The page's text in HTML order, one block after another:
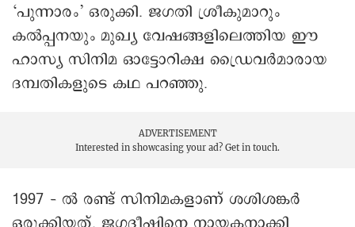
‘പുന്നാരം’ ഒരുക്കി. ജഗതി ശ്രീകുമാറും
കല്‍പ്പനയും മുഖ്യ വേഷങ്ങളിലെത്തിയ ഈ
ഹാസ്യ സിനിമ ഓട്ടോറിക്ഷ ഡ്രൈവര്‍മാരായ
ദമ്പതികളുടെ കഥ പറഞ്ഞു.
ADVERTISEMENT
Interested in showcasing your ad? Get in touch.
1997 – ല്‍ രണ്ട് സിനിമകളാണ് ശശിശങ്കര്‍